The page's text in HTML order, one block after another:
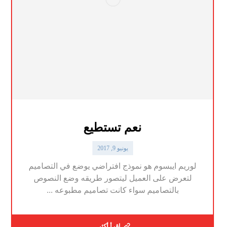
نعم تستطيع
يونيو 9, 2017
لوريم ايبسوم هو نموذج افتراضي يوضع في التصاميم
لتعرض على العميل ليتصور طريقه وضع النصوص
بالتصاميم سواء كانت تصاميم مطبوعه ...